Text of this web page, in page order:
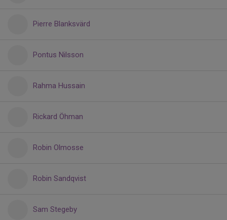
Pierre Blanksvärd
Pontus Nilsson
Rahma Hussain
Rickard Öhman
Robin Olmosse
Robin Sandqvist
Sam Stegeby